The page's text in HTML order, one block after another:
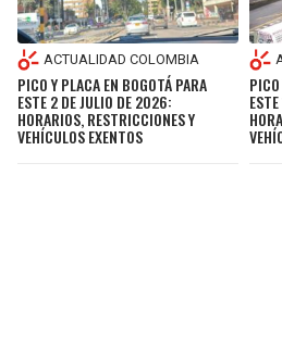
ACTUALIDAD COLOMBIA
PICO Y PLACA EN BOGOTÁ PARA
ESTE 2 DE JULIO DE 2026:
HORARIOS, RESTRICCIONES Y
VEHÍCULOS EXENTOS